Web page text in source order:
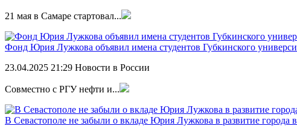
21 мая в Самаре стартовал...
Фонд Юрия Лужкова объявил имена студентов Губкинского
23.04.2025 21:29 Новости в России
Совместно с РГУ нефти и...
В Севастополе не забыли о вкладе Юрия Лужкова в развитие города